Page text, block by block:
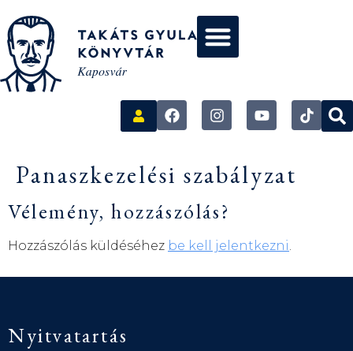
Panaszkezelési szabályzat
Vélemény, hozzászólás?
Hozzászólás küldéséhez be kell jelentkezni.
Nyitvatartás